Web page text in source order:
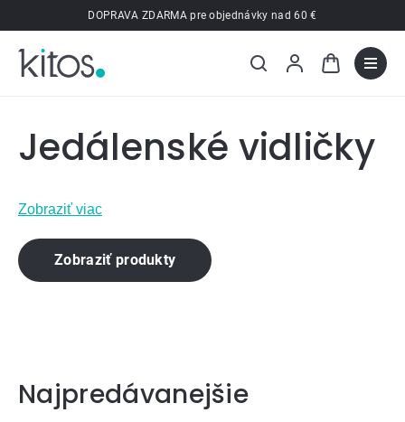
na
obsah
DOPRAVA ZDARMA pre objednávky nad 60 €
Jedálenské vidličky
Zobraziť viac
Zobraziť produkty
Najpredávanejšie